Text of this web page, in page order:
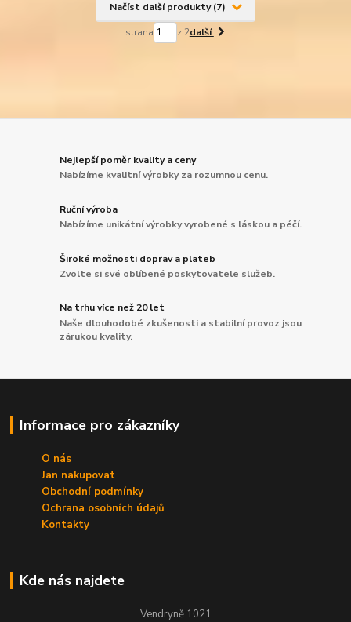
Načíst další produkty (7)
strana z 2další
Nejlepší poměr kvality a ceny
Nabízíme kvalitní výrobky za rozumnou cenu.
Ruční výroba
Nabízíme unikátní výrobky vyrobené s láskou a péčí.
Široké možnosti doprav a plateb
Zvolte si své oblíbené poskytovatele služeb.
Na trhu více než 20 let
Naše dlouhodobé zkušenosti a stabilní provoz jsou
zárukou kvality.
Informace pro zákazníky
O nás
Jan nakupovat
Obchodní podmínky
Ochrana osobních údajů
Kontakty
Kde nás najdete
Vendryně 1021